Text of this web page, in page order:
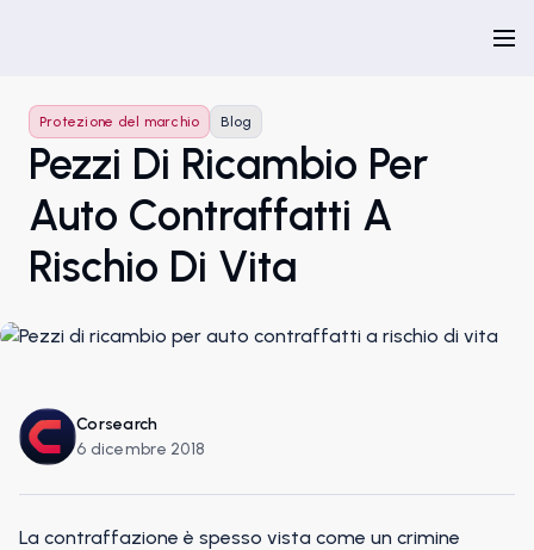
Protezione del marchio Blog
Pezzi Di Ricambio Per
Auto Contraffatti A
Rischio Di Vita
Corsearch
6 dicembre 2018
La contraffazione è spesso vista come un crimine